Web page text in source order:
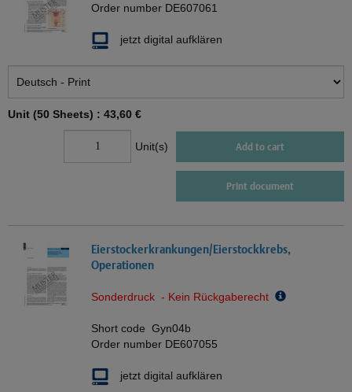
Order number DE607061
jetzt digital aufklären
Unit (50 Sheets) : 43,60 €
Unit(s) Add to cart
Print document
Eierstockerkrankungen/Eierstockkrebs,
Operationen
Sonderdruck - Kein Rückgaberecht
Short code Gyn04b
Order number DE607055
jetzt digital aufklären